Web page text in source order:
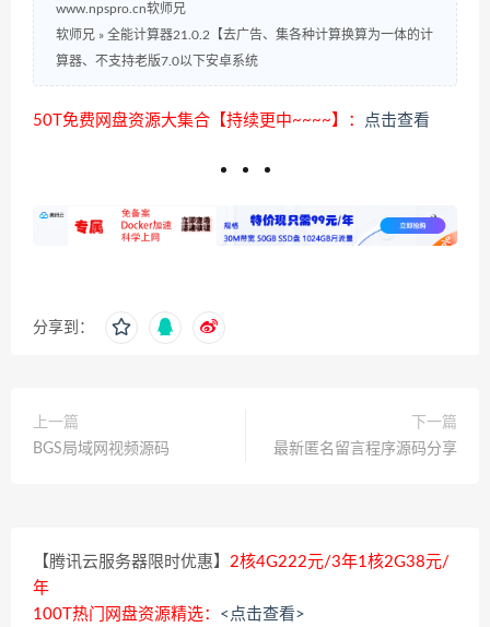
www.npspro.cn软师兄
软师兄 » 全能计算器21.0.2【去广告、集各种计算换算为一体的计
算器、不支持老版7.0以下安卓系统
50T免费网盘资源大集合【持续更中~~~~】： 点击查看
分享到：
上一篇
BGS局域网视频源码
下一篇
最新匿名留言程序源码分享
【腾讯云服务器限时优惠】 2核4G222元/3年1核2G38元/
年
100T热门网盘资源精选： <点击查看>